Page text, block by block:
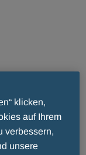
klicken,
auf Ihrem
verbessern,
unsere